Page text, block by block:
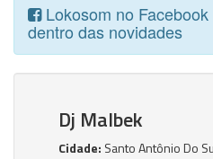
Lokosom no Facebook
dentro das novidades
Dj Malbek
Cidade: Santo Antônio Do